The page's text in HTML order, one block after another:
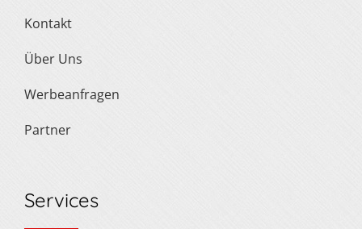
Kontakt
Über Uns
Werbeanfragen
Partner
Services